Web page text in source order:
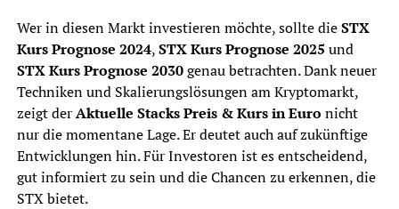
Wer in diesen Markt investieren möchte, sollte dieSTX
Kurs Prognose 2024,STX Kurs Prognose 2025 und
STX Kurs Prognose 2030genau betrachten. Dank neuer
Techniken und Skalierungslösungen am Kryptomarkt,
zeigt derAktuelle Stacks Preis & Kurs in Euro nicht
nur die momentane Lage. Er deutet auch auf zukünftige
Entwicklungen hin. Für Investoren ist es entscheidend,
gut informiert zu sein und die Chancen zu erkennen, die
STX bietet.